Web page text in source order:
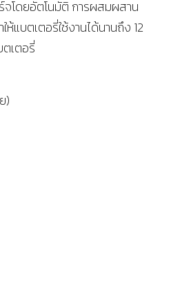
จโดยอัตโนมัติ การผสมผสาน
แบตเตอรี่ใช้งานได้นานถึง 12
เตอรี่
)